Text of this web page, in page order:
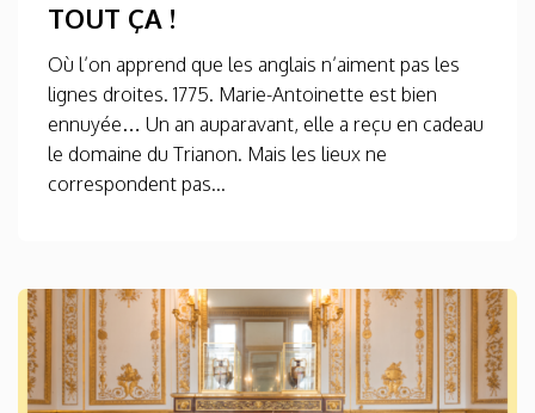
TOUT ÇA !
Où l’on apprend que les anglais n’aiment pas les
lignes droites. 1775. Marie-Antoinette est bien
ennuyée… Un an auparavant, elle a reçu en cadeau
le domaine du Trianon. Mais les lieux ne
correspondent pas...